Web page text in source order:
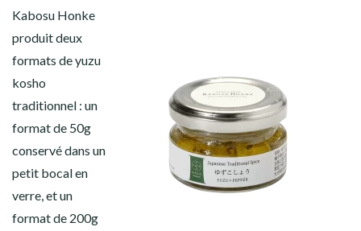
Kabosu Honke
produit deux
formats de yuzu
kosho
traditionnel : un
format de 50g
conservé dans un
petit bocal en
verre, et un
format de 200g